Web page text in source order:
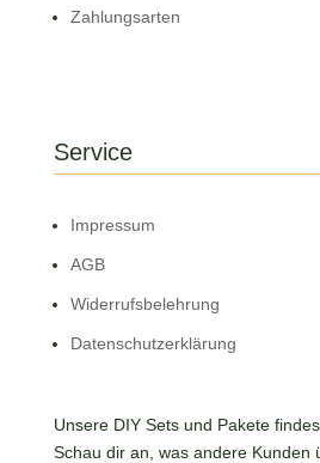
Zahlungsarten
Service
Impressum
AGB
Widerrufsbelehrung
Datenschutzerklärung
Unsere DIY Sets und Pakete
Schau dir an, was andere Kunden